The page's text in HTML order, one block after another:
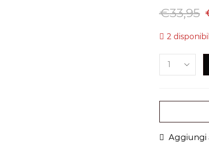
€33,95
2
Aggiungi